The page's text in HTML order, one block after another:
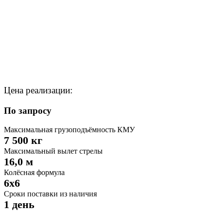
Цена реализации:
По запросу
Максимальная грузоподъёмность КМУ
7 500 кг
Максимальный вылет стрелы
16,0 м
Колёсная формула
6x6
Сроки поставки из наличия
1 день